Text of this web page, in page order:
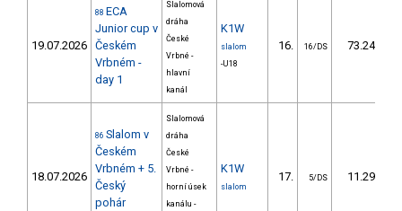
19.07.2026
88 ECA
Junior cup v
Českém
Vrbném -
day 1
Slalomová
dráha
České
Vrbné -
hlavní
kanál
K1W
slalom
-U18
16. 16/DS 73.24
18.07.2026
86 Slalom v
Českém
Vrbném + 5.
Český
pohár
Slalomová
dráha
České
Vrbné -
horní úsek
kanálu -
K1W
slalom
17. 5/DS 11.29